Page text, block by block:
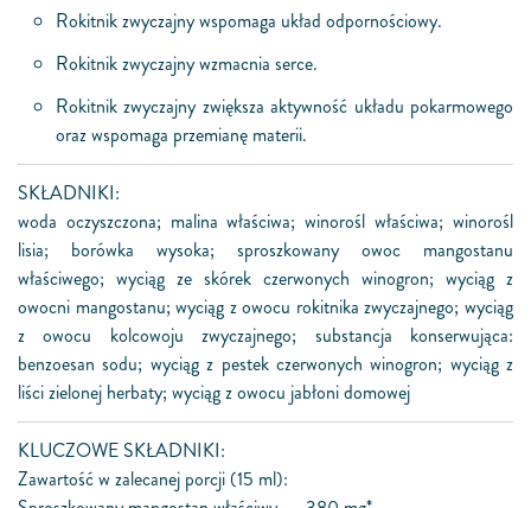
Rokitnik zwyczajny wspomaga układ odpornościowy.
Rokitnik zwyczajny wzmacnia serce.
Rokitnik zwyczajny zwiększa aktywność układu pokarmowego
oraz wspomaga przemianę materii.
SKŁADNIKI:
woda oczyszczona; malina właściwa; winorośl właściwa; winorośl
lisia; borówka wysoka; sproszkowany owoc mangostanu
właściwego; wyciąg ze skórek czerwonych winogron; wyciąg z
owocni mangostanu; wyciąg z owocu rokitnika zwyczajnego; wyciąg
z owocu kolcowoju zwyczajnego; substancja konserwująca:
benzoesan sodu; wyciąg z pestek czerwonych winogron; wyciąg z
liści zielonej herbaty; wyciąg z owocu jabłoni domowej
KLUCZOWE SKŁADNIKI:
Zawartość w zalecanej porcji (15 ml):